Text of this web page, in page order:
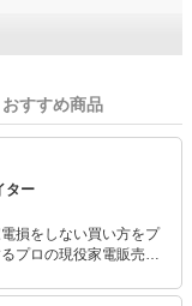
おすすめ商品
ター
損をしない買い方をプ
プロの現役家電販売
の道へと進んで15年